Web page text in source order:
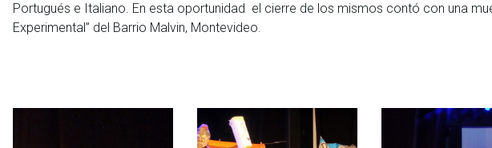
Portugués e Italiano. En esta oportunidad el cierre de los mismos contó con una
Experimental” del Barrio Malvin, Montevideo.